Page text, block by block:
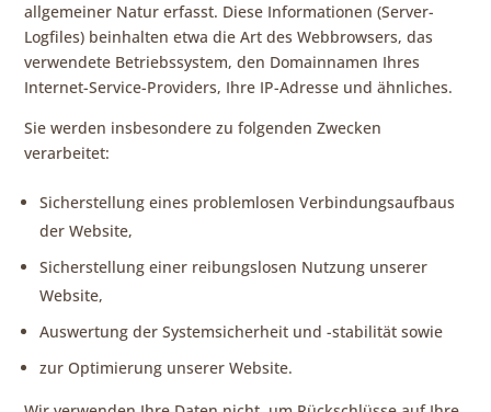
allgemeiner Natur erfasst. Diese Informationen (Server-
Logfiles) beinhalten etwa die Art des Webbrowsers, das
verwendete Betriebssystem, den Domainnamen Ihres
Internet-Service-Providers, Ihre IP-Adresse und ähnliches.
Sie werden insbesondere zu folgenden Zwecken
verarbeitet:
Sicherstellung eines problemlosen Verbindungsaufbaus
der Website,
Sicherstellung einer reibungslosen Nutzung unserer
Website,
Auswertung der Systemsicherheit und -stabilität sowie
zur Optimierung unserer Website.